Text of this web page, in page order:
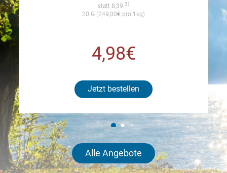
statt 8,39 3)
20 G (249,00€ pro 1kg)
4,98€
Jetzt bestellen
Alle Angebote